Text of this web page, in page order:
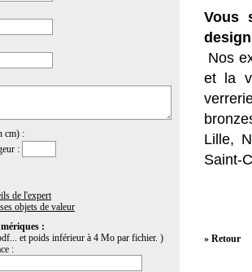
cm) :
:
de l'expert
objets de valeur
:
et poids inférieur à 4 Mo par fichier. )
:
Vous
Nos
et la
Lille,
Saint-
» Retour